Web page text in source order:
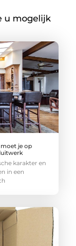
u mogelijk
je op
karakter en
in een